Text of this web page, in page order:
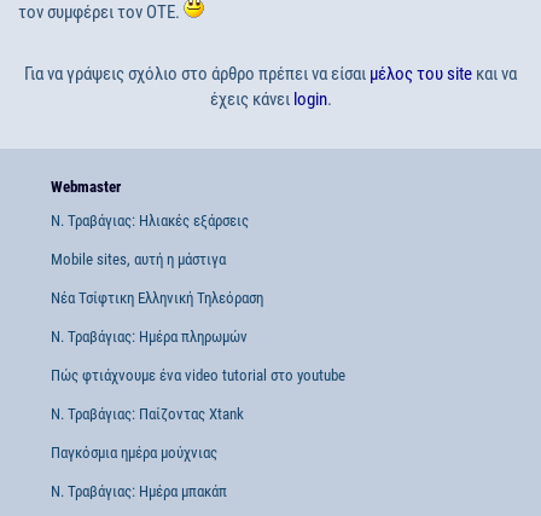
τον συμφέρει τον OTE.
Για να γράψεις σχόλιο στο άρθρο πρέπει να είσαι μέλος του site και να
έχεις κάνει login.
Webmaster
Ν. Τραβάγιας: Ηλιακές εξάρσεις
Mobile sites, αυτή η μάστιγα
Νέα Τσίφτικη Ελληνική Τηλεόραση
Ν. Τραβάγιας: Ημέρα πληρωμών
Πώς φτιάχνουμε ένα video tutorial στο youtube
Ν. Τραβάγιας: Παίζοντας Xtank
Παγκόσμια ημέρα μούχνιας
Ν. Τραβάγιας: Ημέρα μπακάπ